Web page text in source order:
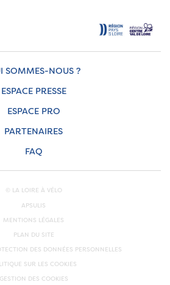
SOMMES-NOUS ?
ESPACE PRESSE
ESPACE PRO
PARTENAIRES
FAQ
© LA LOIRE À VÉLO
APSULIS
MENTIONS LÉGALES
PLAN DU SITE
DES DONNÉES PERSONNELLES
SUR LES COOKIES
GESTION DES COOKIES